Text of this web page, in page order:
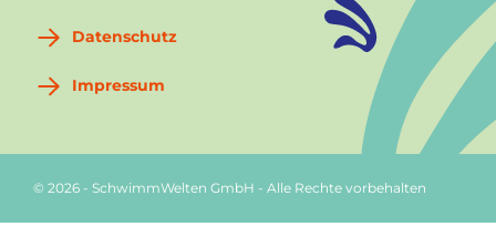
Datenschutz
Impressum
© 2026 - SchwimmWelten GmbH - Alle Rechte vorbehalten